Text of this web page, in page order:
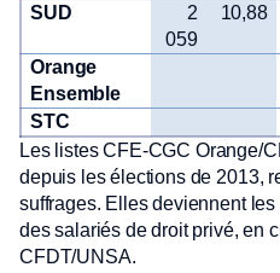
SUD
2
059
10,88
Orange
Ensemble
STC
Les listes CFE-CGC Orange/
depuis les élections de 2013,
suffrages. Elles deviennent
des salariés de droit privé, en
CFDT/UNSA.